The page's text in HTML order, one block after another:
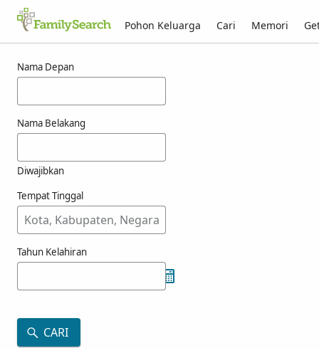
Pohon Keluarga Cari Memori
Nama Depan
Nama Belakang
Diwajibkan
Tempat Tinggal
Tahun Kelahiran
CARI